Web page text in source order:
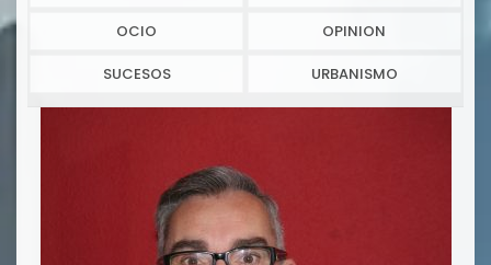
OCIO OPINION
SUCESOS URBANISMO